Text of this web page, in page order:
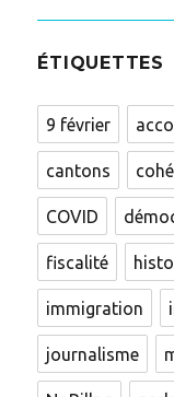
ÉTIQUETTES
9 février
cantons
COVID
fiscalité
immigration
journalisme